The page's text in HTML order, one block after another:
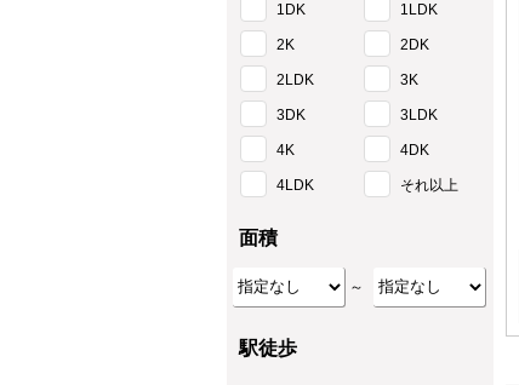
1DK 1LDK
2K 2DK
2LDK 3K
3DK 3LDK
4K 4DK
4LDK それ以上
面積
～
駅徒歩